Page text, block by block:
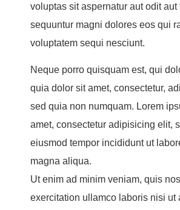
voluptas sit aspernatur aut odit aut
sequuntur magni dolores eos qui
voluptatem sequi nesciunt.
Neque porro quisquam est, qui
quia dolor sit amet, consectetur,
sed quia non numquam. Lorem
amet, consectetur adipisicing elit,
eiusmod tempor incididunt ut
magna aliqua.
Ut enim ad minim veniam, quis
exercitation ullamco laboris nisi ut